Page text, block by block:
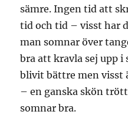
sämre. Ingen tid att
tid och tid – visst har
man somnar över
bra att kravla sej upp
blivit bättre men visst
– en ganska skön
somnar bra.